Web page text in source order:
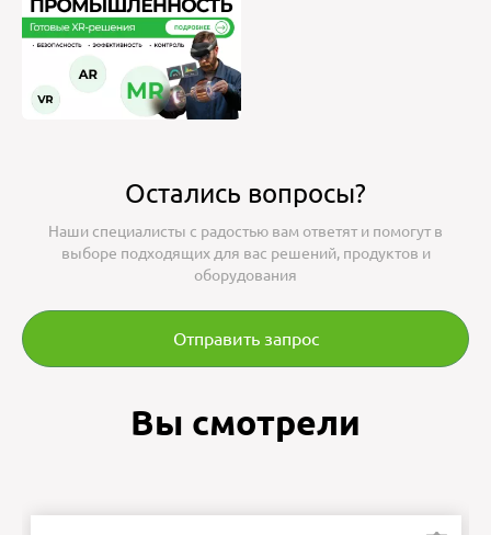
Остались вопросы?
Наши специалисты с радостью вам ответят и помогут в
выборе подходящих для вас решений, продуктов и
оборудования
Отправить запрос
Вы смотрели